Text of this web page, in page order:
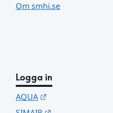
Om smhi.se
Logga in
AQUA